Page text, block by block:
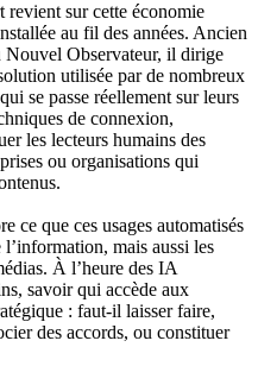
revient sur cette économie
au fil des années. Ancien
Nouvel Observateur, il dirige
utilisée par de nombreux
se passe réellement sur leurs
de connexion,
les lecteurs humains des
ou organisations qui
ce que ces usages automatisés
mais aussi les
À l’heure des IA
savoir qui accède aux
: faut-il laisser faire,
des accords, ou constituer